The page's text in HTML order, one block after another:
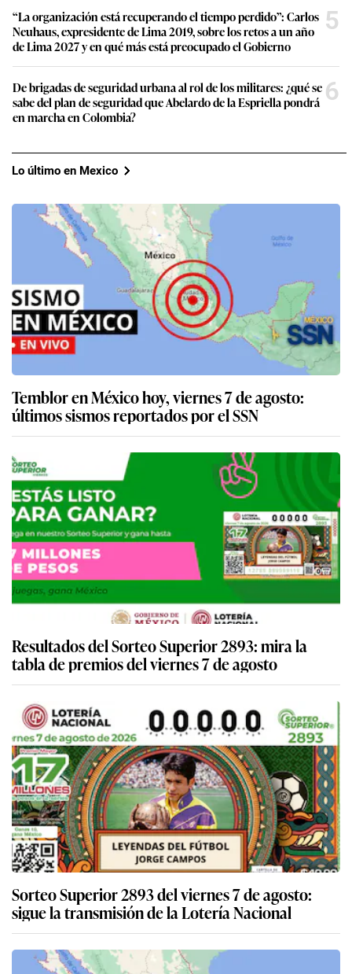
“La organización está recuperando el tiempo perdido”: Carlos
Neuhaus, expresidente de Lima 2019, sobre los retos a un año
de Lima 2027 y en qué más está preocupado el Gobierno
5
De brigadas de seguridad urbana al rol de los militares: ¿qué se
sabe del plan de seguridad que Abelardo de la Espriella pondrá
en marcha en Colombia?
6
Lo último en Mexico
Temblor en México hoy, viernes 7 de agosto:
últimos sismos reportados por el SSN
Resultados del Sorteo Superior 2893: mira la
tabla de premios del viernes 7 de agosto
Sorteo Superior 2893 del viernes 7 de agosto:
sigue la transmisión de la Lotería Nacional